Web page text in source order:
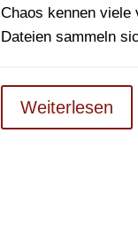
Chaos kennen viele
Dateien sammeln
Weiterlesen